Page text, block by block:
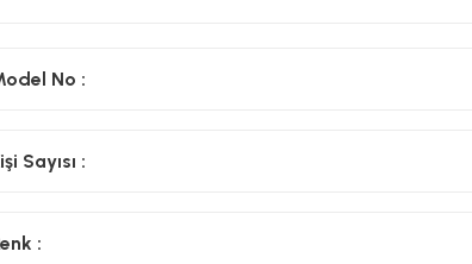
No :
Sayısı :
: